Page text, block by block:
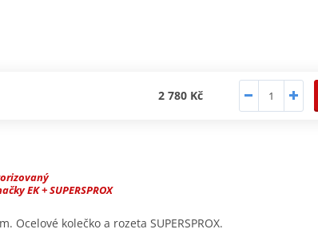
2 780 Kč
EK + SUPERSPROX
Ocelové kolečko a rozeta SUPERSPROX.